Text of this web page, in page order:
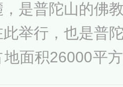
是普陀山的佛
举行，也是普
地面积26000平